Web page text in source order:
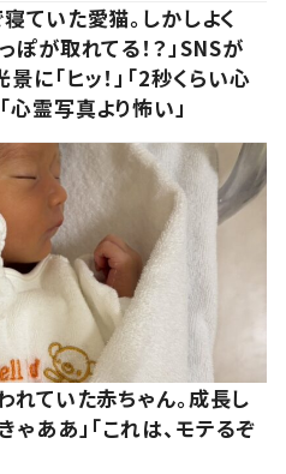
ていた愛猫。しかしよく
ぽが取れてる！？」SNSが
に「ヒッ！」「2秒くらい心
心霊写真より怖い」
れていた赤ちゃん。成長し
ああ」「これは、モテるぞ